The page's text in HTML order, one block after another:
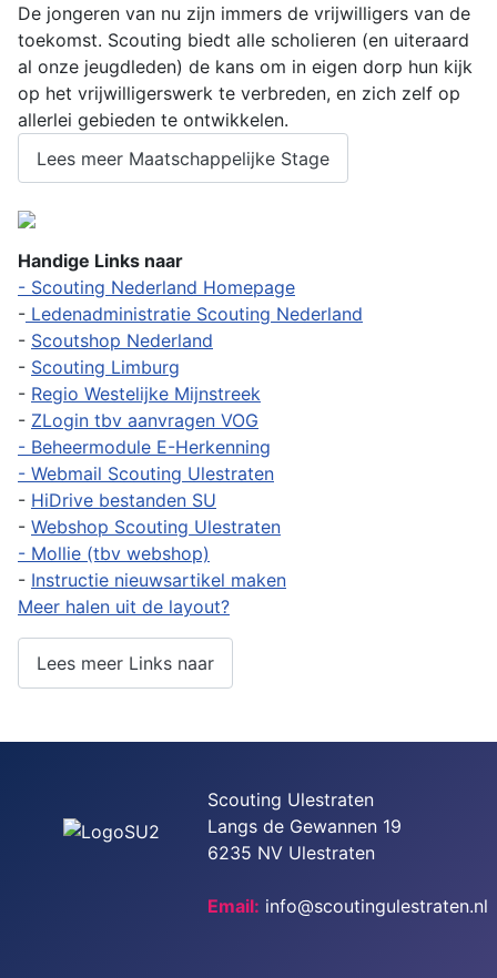
De jongeren van nu zijn immers de vrijwilligers van de
toekomst. Scouting biedt alle scholieren (en uiteraard
al onze jeugdleden) de kans om in eigen dorp hun kijk
op het vrijwilligerswerk te verbreden, en zich zelf op
allerlei gebieden te ontwikkelen.
Lees meer Maatschappelijke Stage
Handige Links naar
- Scouting Nederland Homepage
- Ledenadministratie Scouting Nederland
- Scoutshop Nederland
- Scouting Limburg
- Regio Westelijke Mijnstreek
- ZLogin tbv aanvragen VOG
- Beheermodule E-Herkenning
- Webmail Scouting Ulestraten
- HiDrive bestanden SU
- Webshop Scouting Ulestraten
- Mollie (tbv webshop)
- Instructie nieuwsartikel maken
Meer halen uit de layout?
Lees meer Links naar
Scouting Ulestraten
Langs de Gewannen 19
6235 NV Ulestraten
Email: info@scoutingulestraten.nl